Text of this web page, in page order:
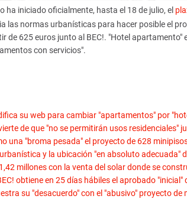
ha iniciado oficialmente, hasta el 18 de julio, el
las normas urbanísticas para hacer posible el
de 625 euros junto al BEC!. "Hotel apartamento"
con servicios".
su web para cambiar "apartamentos" por
de que "no se permitirán usos residenciales"
una "broma pesada" el proyecto de 628
y la ubicación "en absoluto adecuada"
millones con la venta del solar donde se
obtiene en 25 días hábiles el aprobado "inicial"
su "desacuerdo" con el "abusivo" proyecto de